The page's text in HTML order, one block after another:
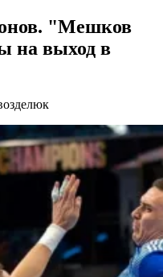
"Мешков
на выход в